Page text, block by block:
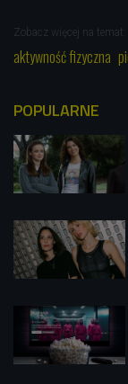
Zobacz więcej na temat:
aktywność fizyczna
POPULARNE